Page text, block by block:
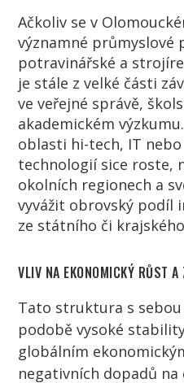
Ačkoliv se v
významné průmyslové
potravinářské a
je stále z velké části
ve veřejné správě,
akademickém
oblasti hi-tech, IT
technologií sice roste,
okolních regionech a
vyvážit obrovský podíl
ze státního či
VLIV NA EKONOMICKÝ RŮST A
Tato struktura s
podobě vysoké
globálním
negativních dopadů na